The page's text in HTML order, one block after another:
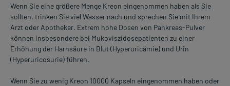
Wenn Sie eine größere Menge Kreon eingenommen haben als Sie
sollten, trinken Sie viel Wasser nach und sprechen Sie mit Ihrem
Arzt oder Apotheker. Extrem hohe Dosen von Pankreas-Pulver
können insbesondere bei Mukoviszidosepatienten zu einer
Erhöhung der Harnsäure in Blut (Hyperuricämie) und Urin
(Hyperuricosurie) führen.
Wenn Sie zu wenig Kreon 10000 Kapseln eingenommen haben oder